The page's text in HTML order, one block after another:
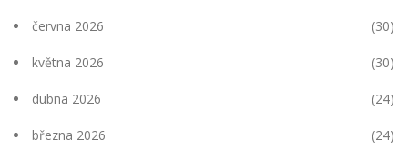
června 2026 (30)
května 2026 (30)
dubna 2026 (24)
března 2026 (24)